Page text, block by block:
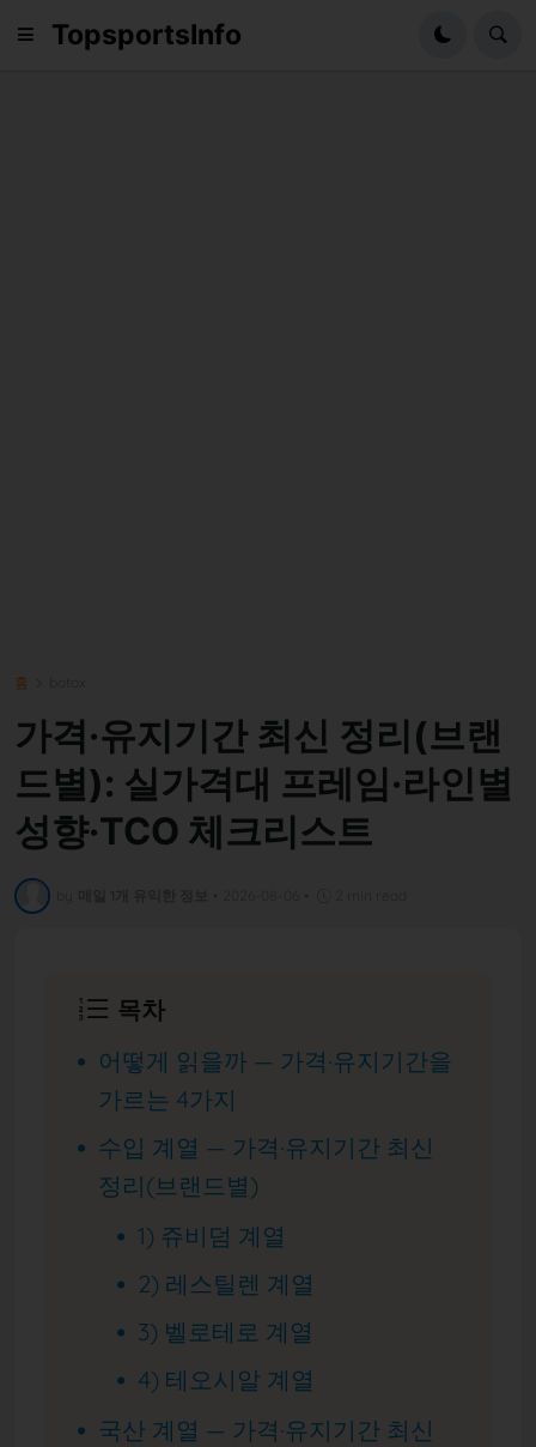
TopsportsInfo
홈
가격·유지기간 최신 정리(브랜
드별): 실가격대 프레임·라인별
성향·TCO 체크리스트
목차
어떻게 읽을까 — 가격·유지기간을
가르는 4가지
수입 계열 — 가격·유지기간 최신
정리(브랜드별)
1) 쥬비덤 계열
2) 레스틸렌 계열
3) 벨로테로 계열
4) 테오시알 계열
국산 계열 — 가격·유지기간 최신